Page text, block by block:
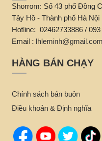
Shorrom: Số 43 phố Đồng
Tây Hồ - Thành phố Hà Nội
Hotline: 02462733886 / 093
Email : lhleminh@gmail.com
HÀNG BÁN CHẠY
Chính sách bán buôn
Điều khoản & Định nghĩa